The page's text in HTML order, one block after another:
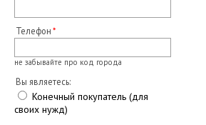
Телефон
не забывайте про код города
Вы являетесь:
Конечный покупатель (для
своих нужд)